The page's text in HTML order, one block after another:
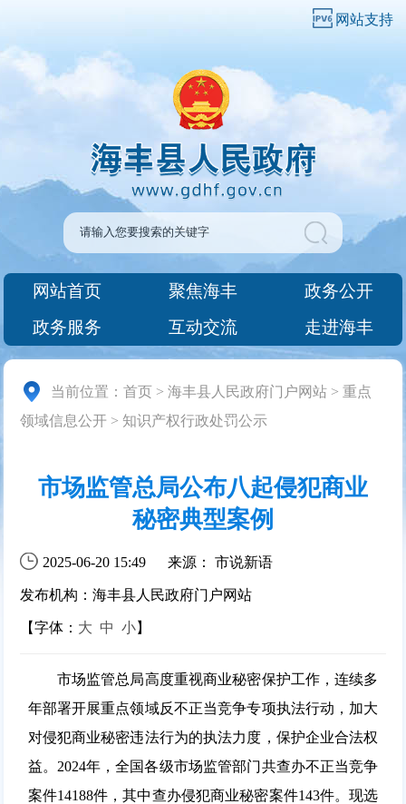
网站支持
网站首页 聚焦海丰
政务公开
政务服务
互动交流 走进海丰
当前位置：首页 >海丰县人民政府门户网站 >重点
领域信息公开 > 知识产权行政处罚公示
市场监管总局公布八起侵犯商业
秘密典型案例
2025-06-20 15:49 来源： 市说新语
发布机构：海丰县人民政府门户网站
【字体： 大 中 小】
市场监管总局高度重视商业秘密保护工作，连续多
年部署开展重点领域反不正当竞争专项执法行动，加大
对侵犯商业秘密违法行为的执法力度，保护企业合法权
益。2024年，全国各级市场监管部门共查办不正当竞争
案件14188件，其中查办侵犯商业秘密案件143件。现选